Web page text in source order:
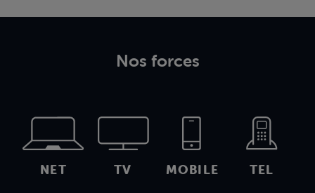
Nos forces
NET TV MOBILE TEL